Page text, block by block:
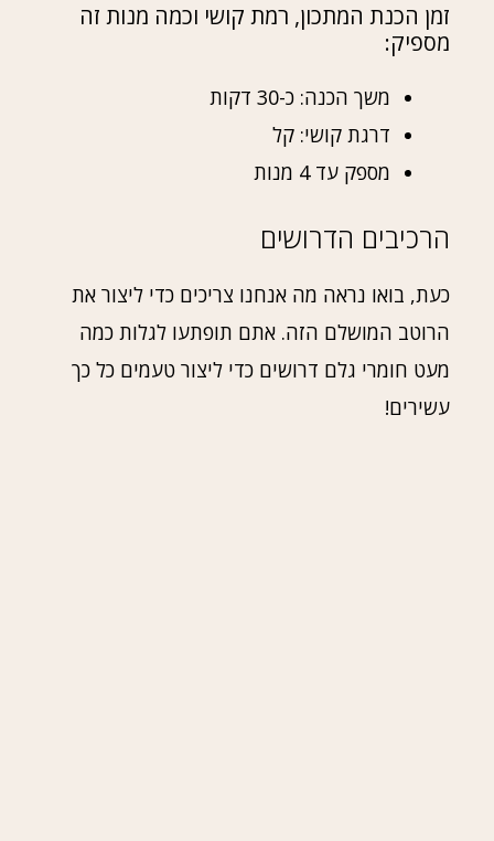
זמן הכנת המתכון, רמת קושי וכמה מנות זה
מספיק:
משך הכנה: כ-30 דקות
דרגת קושי: קל
מספק עד 4 מנות
הרכיבים הדרושים
כעת, בואו נראה מה אנחנו צריכים כדי ליצור את
הרוטב המושלם הזה. אתם תופתעו לגלות כמה
מעט חומרי גלם דרושים כדי ליצור טעמים כל כך
עשירים!